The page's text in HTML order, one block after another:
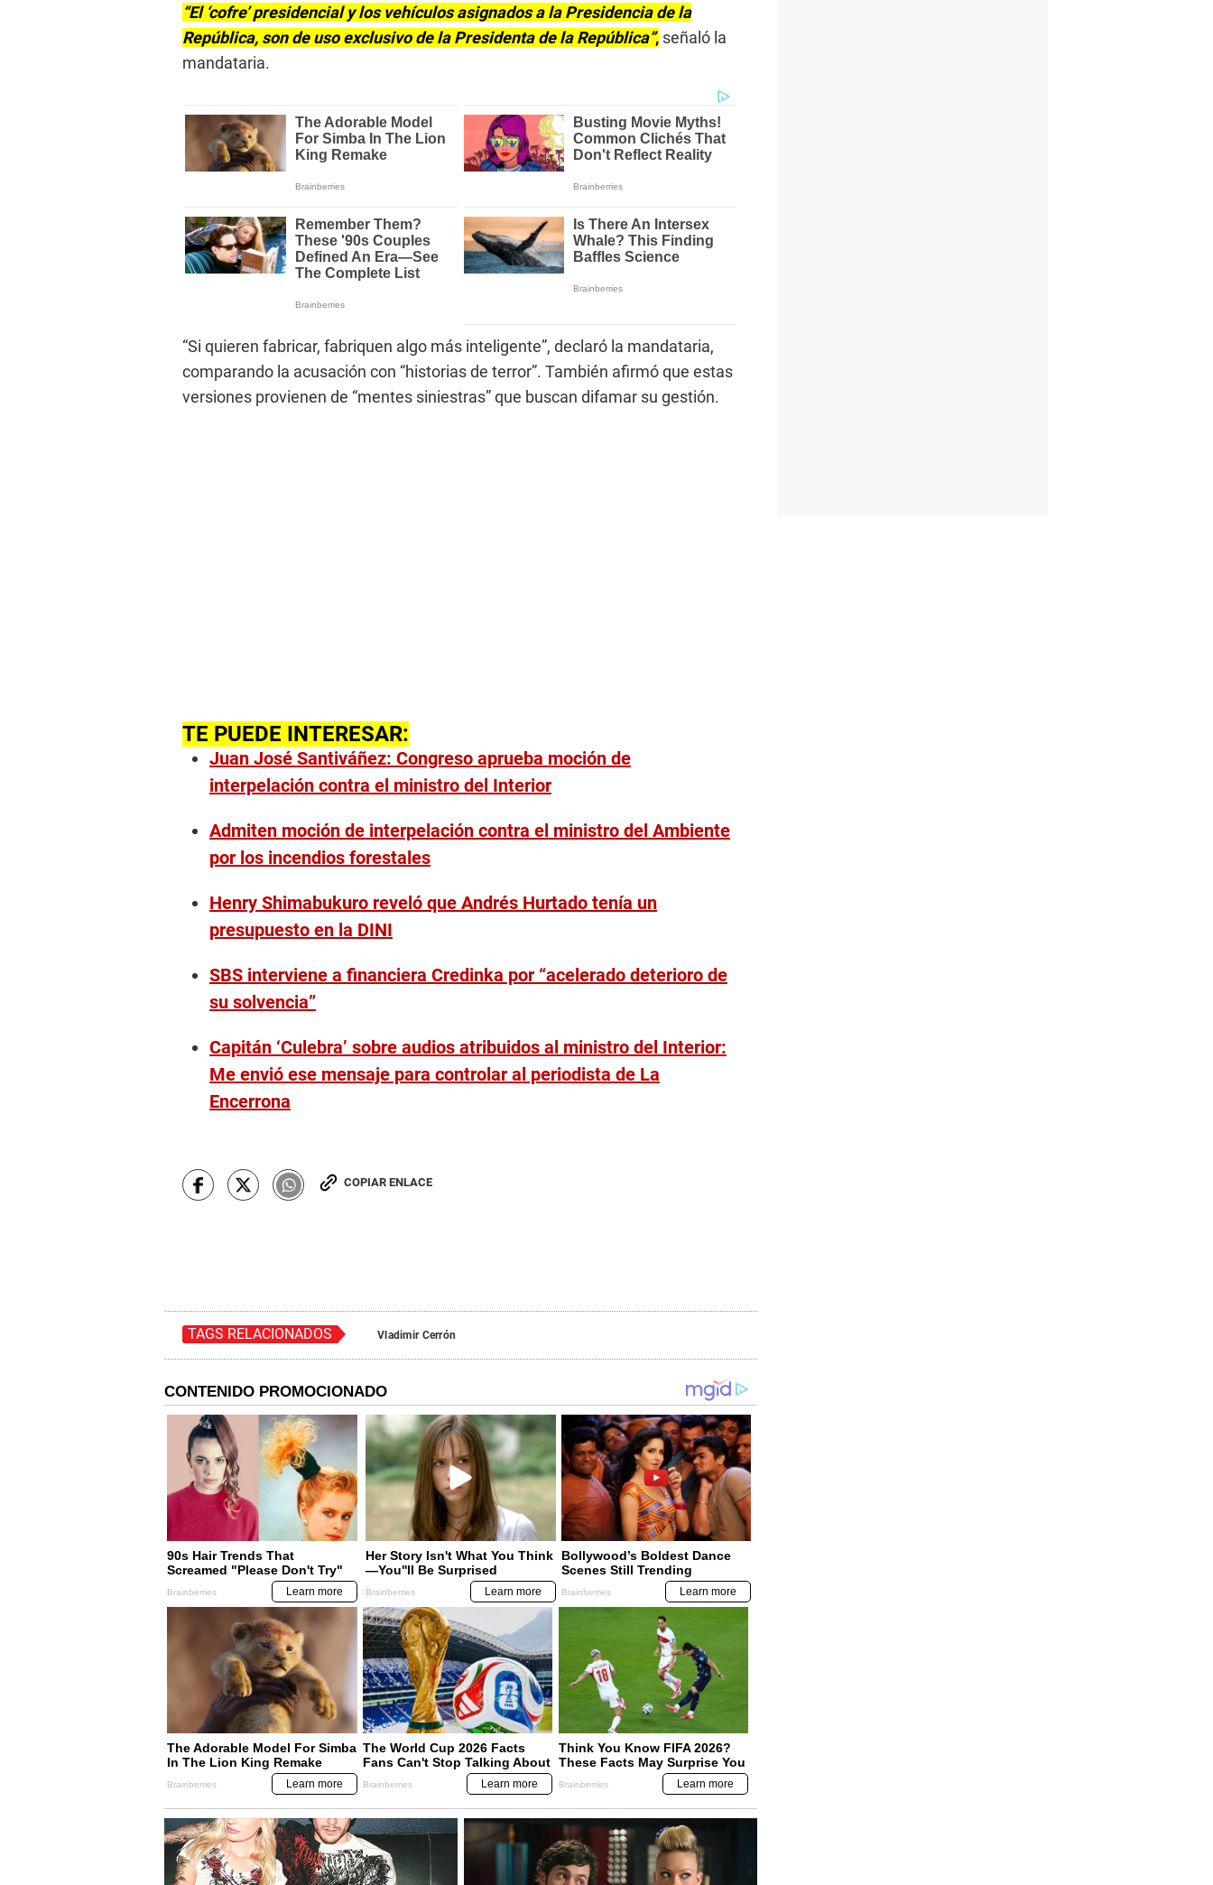
“El ‘cofre’ presidencial y los vehículos asignados a la Presidencia de la
República, son de uso exclusivo de la Presidenta de la República”, señaló la
mandataria.
“Si quieren fabricar, fabriquen algo más inteligente”, declaró la mandataria,
comparando la acusación con “historias de terror”. También afirmó que estas
versiones provienen de “mentes siniestras” que buscan difamar su gestión.
TE PUEDE INTERESAR:
Juan José Santiváñez: Congreso aprueba moción de
interpelación contra el ministro del Interior
Admiten moción de interpelación contra el ministro del Ambiente
por los incendios forestales
Henry Shimabukuro reveló que Andrés Hurtado tenía un
presupuesto en la DINI
SBS interviene a financiera Credinka por “acelerado deterioro de
su solvencia”
Capitán ‘Culebra’ sobre audios atribuidos al ministro del Interior:
Me envió ese mensaje para controlar al periodista de La
Encerrona
COPIAR ENLACE
TAGS RELACIONADOS Vladimir Cerrón